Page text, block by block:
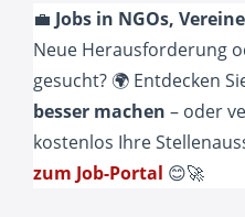
💼 Jobs in NGOs,
Neue Herausforderung
gesucht? 🌍 Entdecken
besser machen – oder
kostenlos Ihre
zum Job-Portal 😊🚀